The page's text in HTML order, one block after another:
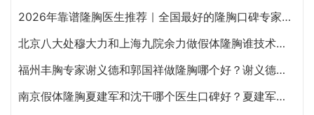
2026年靠谱隆胸医生推荐｜全国最好的隆胸口碑专家汇总
北京八大处穆大力和上海九院余力做假体隆胸谁技术更好？
福州丰胸专家谢义德和郭国祥做隆胸哪个好？谢义德和郭国祥丰胸预约电话
南京假体隆胸夏建军和沈干哪个医生口碑好？夏建军沈干隆胸咨询预约电话